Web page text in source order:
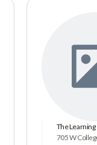
The
705 W